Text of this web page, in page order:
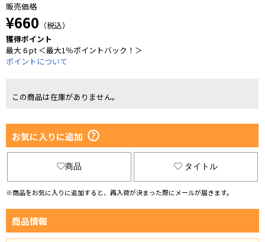
販売価格
¥660 （税込）
獲得ポイント
最大 6 pt ＜最大1％ポイントバック！＞
ポイントについて
この商品は在庫がありません。
お気に入りに追加
商品 タイトル
※商品をお気に入りに追加すると、再入荷が決まった際にメールが届きます。
商品情報